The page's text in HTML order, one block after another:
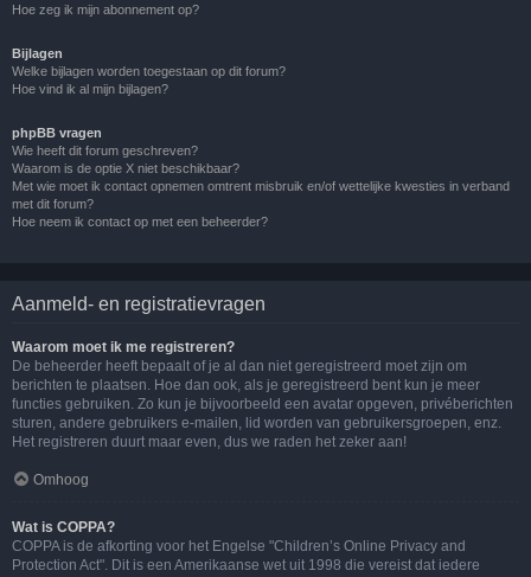
Hoe zeg ik mijn abonnement op?
Bijlagen
Welke bijlagen worden toegestaan op dit forum?
Hoe vind ik al mijn bijlagen?
phpBB vragen
Wie heeft dit forum geschreven?
Waarom is de optie X niet beschikbaar?
Met wie moet ik contact opnemen omtrent misbruik en/of wettelijke kwesties in verband
met dit forum?
Hoe neem ik contact op met een beheerder?
Aanmeld- en registratievragen
Waarom moet ik me registreren?
De beheerder heeft bepaalt of je al dan niet geregistreerd moet zijn om
berichten te plaatsen. Hoe dan ook, als je geregistreerd bent kun je meer
functies gebruiken. Zo kun je bijvoorbeeld een avatar opgeven, privéberichten
sturen, andere gebruikers e-mailen, lid worden van gebruikersgroepen, enz.
Het registreren duurt maar even, dus we raden het zeker aan!
Omhoog
Wat is COPPA?
COPPA is de afkorting voor het Engelse "Children’s Online Privacy and
Protection Act". Dit is een Amerikaanse wet uit 1998 die vereist dat iedere